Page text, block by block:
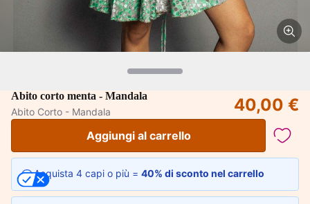
Abito corto menta - Mandala
Abito Corto - Mandala
40,00 €
Aggiungi al carrello
Acquista 4 capi o più = 40% di sconto nel carrello